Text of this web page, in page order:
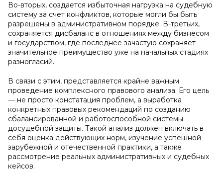
Во-вторых, создается избыточная нагрузка на судебную
систему за счет конфликтов, которые могли бы быть
разрешены в административном порядке. В-третьих,
сохраняется дисбаланс в отношениях между бизнесом
и государством, где последнее зачастую сохраняет
значительное преимущество уже на начальных стадиях
разногласий.
В связи с этим, представляется крайне важным
проведение комплексного правового анализа. Его цель
— не просто констатация проблем, а выработка
конкретных правовых рекомендаций по созданию
сбалансированной и работоспособной системы
досудебной защиты. Такой анализ должен включать в
себя оценка действующих норм, изучение успешной
зарубежной и отечественной практики, а также
рассмотрение реальных административных и судебных
кейсов.